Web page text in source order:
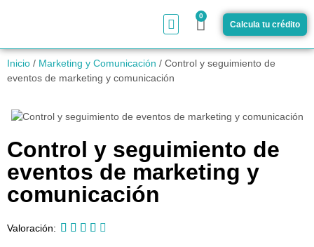
0
Calcula tu crédito
Inicio / Marketing y Comunicación / Control y seguimiento de
eventos de marketing y comunicación
Control y seguimiento de
eventos de marketing y
comunicación
Valoración:     